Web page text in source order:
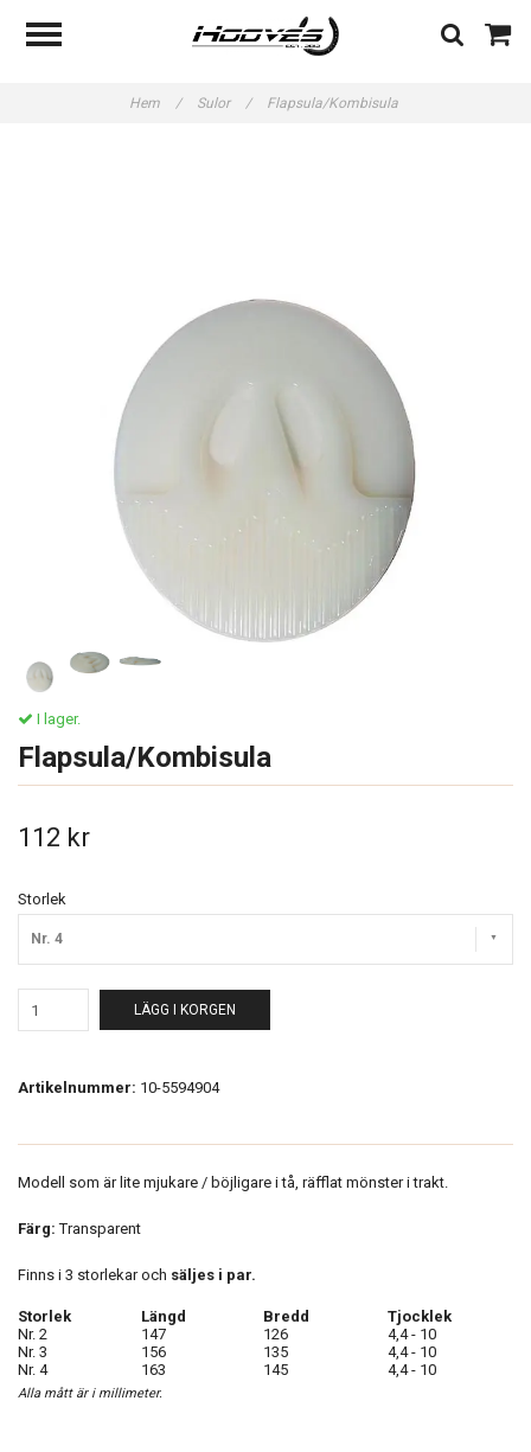
Hem / Sulor / Flapsula/Kombisula
I lager.
Flapsula/Kombisula
112 kr
Storlek
Nr. 4
LÄGG I KORGEN
Artikelnummer: 10-5594904
Modell som är lite mjukare / böjligare i tå, räfflat mönster i trakt.
Färg:Transparent
Finns i 3 storlekar och säljes i par.
Storlek Längd Bredd
Tjocklek
Nr. 2
147 126
4,4 - 10
Nr. 3
156 135
4,4 - 10
Nr. 4
163 145 4,4 - 10
Alla mått är i millimeter.